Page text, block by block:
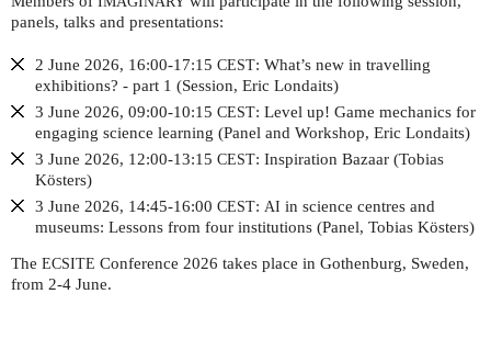
panels, talks and presentations:
2 June 2026, 16:00-17:15 CEST: What’s new in travelling
exhibitions? - part 1 (Session, Eric Londaits)
3 June 2026, 09:00-10:15 CEST: Level up! Game mechanics for
engaging science learning (Panel and Workshop, Eric Londaits)
3 June 2026, 12:00-13:15 CEST: Inspiration Bazaar (Tobias
Kösters)
3 June 2026, 14:45-16:00 CEST: AI in science centres and
museums: Lessons from four institutions (Panel, Tobias Kösters)
The ECSITE Conference 2026 takes place in Gothenburg, Sweden,
from 2-4 June.